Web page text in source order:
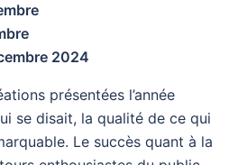
2024
présentées l’année
se disait, la qualité de ce qui
Le succès quant à la